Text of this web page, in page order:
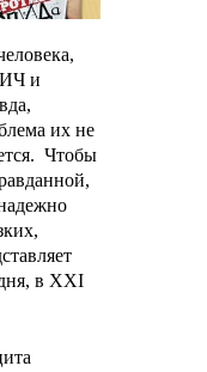
и
их не
Чтобы
в ХХI